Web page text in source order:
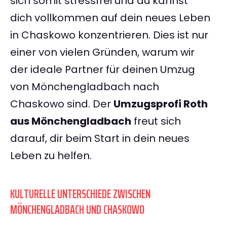
dich vollkommen auf dein neues Leben
in Chaskowo konzentrieren. Dies ist nur
einer von vielen Gründen, warum wir
der ideale Partner für deinen Umzug
von Mönchengladbach nach
Chaskowo sind. Der Umzugsprofi Roth
aus Mönchengladbach freut sich
darauf, dir beim Start in dein neues
Leben zu helfen.
KULTURELLE UNTERSCHIEDE ZWISCHEN
MÖNCHENGLADBACH UND CHASKOWO